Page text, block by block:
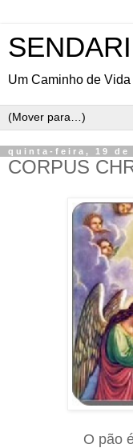
Um Caminho de
quinta-feira, 19 de
CORPUS
O pão